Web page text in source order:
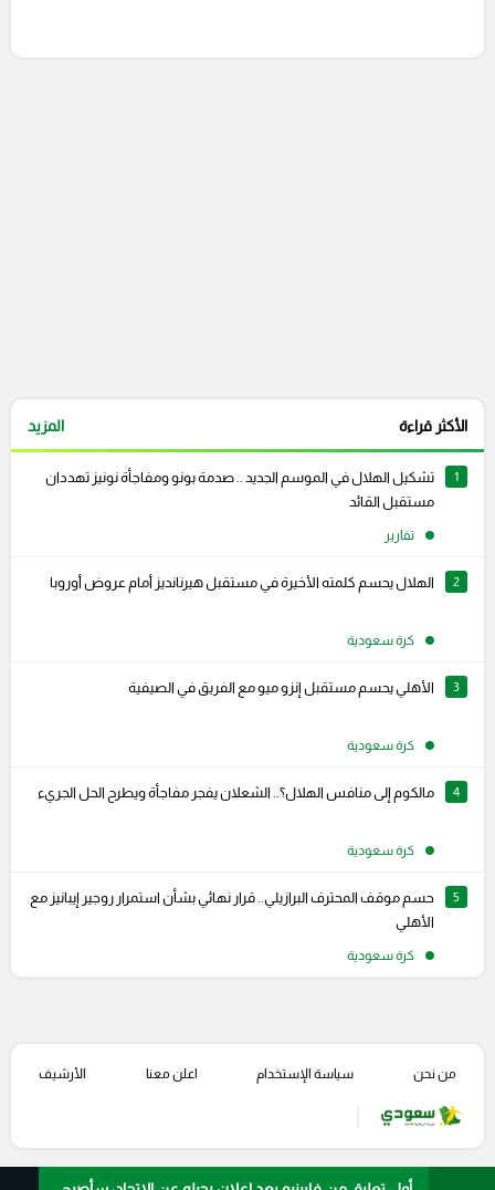
الأكثر قراءة المزيد
1
تشكيل الهلال في الموسم الجديد .. صدمة بونو ومفاجأة نونيز تهددان
مستقبل القائد
تقارير
2 الهلال يحسم كلمته الأخيرة في مستقبل هيرنانديز أمام عروض أوروبا
كرة سعودية
3 الأهلي يحسم مستقبل إنزو ميو مع الفريق في الصيفية
كرة سعودية
4 مالكوم إلى منافس الهلال؟.. الشعلان يفجر مفاجأة ويطرح الحل الجريء
كرة سعودية
5
حسم موقف المحترف البرازيلي.. قرار نهائي بشأن استمرار روجير إيبانيز مع
الأهلي
كرة سعودية
من نحن سياسة الإستخدام اعلن معنا الأرشيف